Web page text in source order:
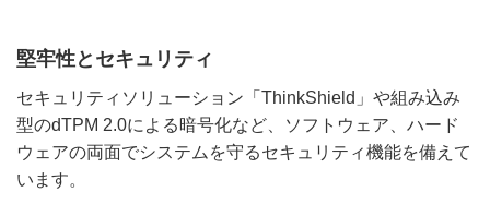
堅牢性とセキュリティ
セキュリティソリューション「ThinkShield」や組み込み
型のdTPM 2.0による暗号化など、ソフトウェア、ハード
ウェアの両面でシステムを守るセキュリティ機能を備えて
います。